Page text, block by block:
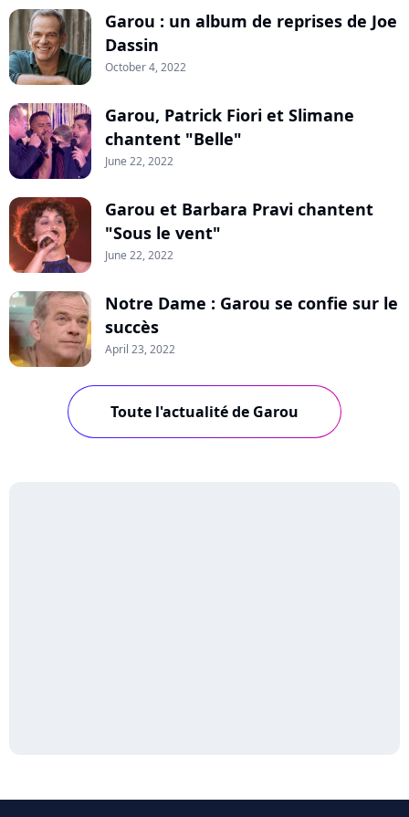
Garou : un album de reprises de Joe
Dassin
October 4, 2022
Garou, Patrick Fiori et Slimane
chantent "Belle"
June 22, 2022
Garou et Barbara Pravi chantent
"Sous le vent"
June 22, 2022
Notre Dame : Garou se confie sur le
succès
April 23, 2022
Toute l'actualité de Garou